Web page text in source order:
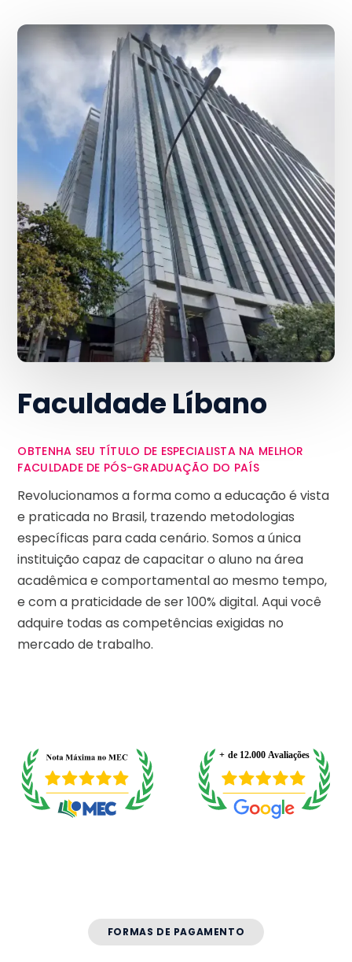
Faculdade Líbano
OBTENHA SEU TÍTULO DE ESPECIALISTA NA MELHOR
FACULDADE DE PÓS-GRADUAÇÃO DO PAÍS
Revolucionamos a forma como a educação é vista
e praticada no Brasil, trazendo metodologias
específicas para cada cenário. Somos a única
instituição capaz de capacitar o aluno na área
acadêmica e comportamental ao mesmo tempo,
e com a praticidade de ser 100% digital. Aqui você
adquire todas as competências exigidas no
mercado de trabalho.
FORMAS DE PAGAMENTO